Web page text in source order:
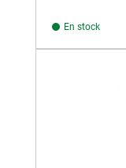
En stock